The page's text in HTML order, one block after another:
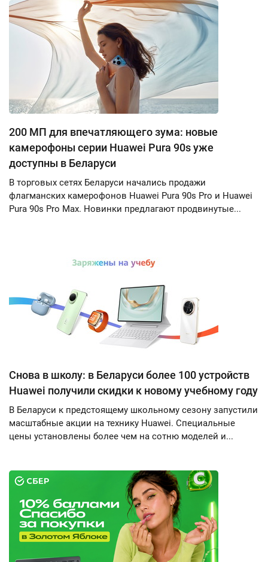
200 МП для впечатляющего зума: новые
камерофоны серии Huawei Pura 90s уже
доступны в Беларуси
В торговых сетях Беларуси начались продажи
флагманских камерофонов Huawei Pura 90s Pro и Huawei
Pura 90s Pro Max. Новинки предлагают продвинутые...
Снова в школу: в Беларуси более 100 устройств
Huawei получили скидки к новому учебному году
В Беларуси к предстоящему школьному сезону запустили
масштабные акции на технику Huawei. Специальные
цены установлены более чем на сотню моделей и...